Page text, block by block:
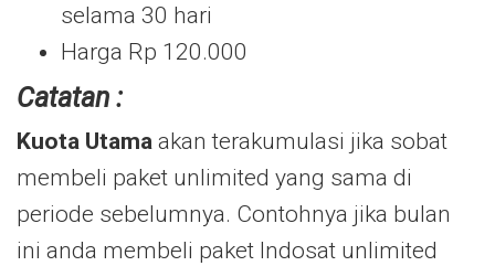
selama 30 hari
Harga Rp 120.000
Catatan :
Kuota Utama akan terakumulasi jika sobat
membeli paket unlimited yang sama di
periode sebelumnya. Contohnya jika bulan
ini anda membeli paket Indosat unlimited